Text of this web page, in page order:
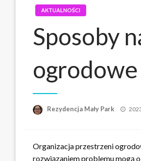
AKTUALNOŚCI
Sposoby
ogrodowe
Rezydencja Mały Park
Organizacja przestrzeni
rozwiązaniem problemu mogą